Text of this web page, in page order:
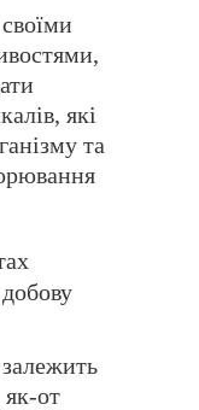
які
та
як-от